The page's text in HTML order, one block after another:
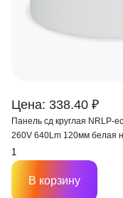
Цена: 338.40 ₽
Панель сд круглая NRLP-
260V 640Lm 120мм белая
В корзину